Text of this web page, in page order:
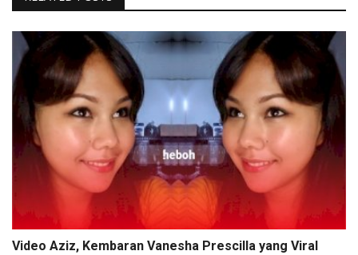
Video Aziz, Kembaran Vanesha Prescilla yang Viral